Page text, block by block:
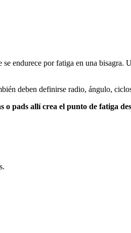
endurece por fatiga en una bisagra.
deben definirse radio, ángulo,
o pads allí crea el punto de fatiga